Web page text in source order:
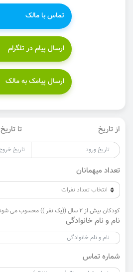
تماس با مالک
ارسال پیام در تلگرام
ارسال پیامک به مالک
از تاریخ تا تاریخ
تعداد میهمانان
کودکان بیش از 2 سال ((یک نفر )) محسوب می شوند
نام و نام خانوادگی
شماره تماس